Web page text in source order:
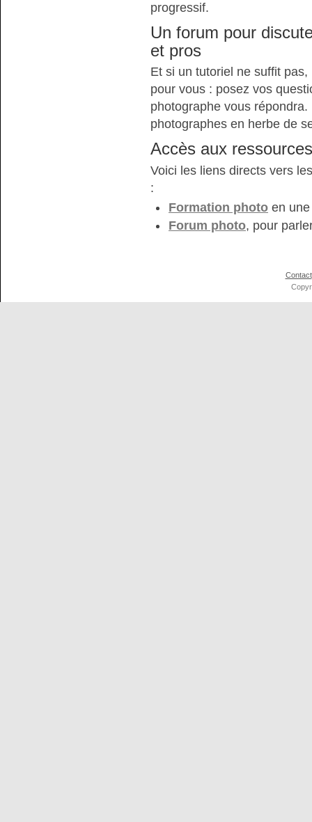
progressif.
Un forum pour
et pros
Et si un tutoriel ne suffit
pour vous : posez vos
photographe vous
photographes en herbe de
Accès aux
Voici les liens directs vers
:
Formation photo en
Forum photo, pour
Contact